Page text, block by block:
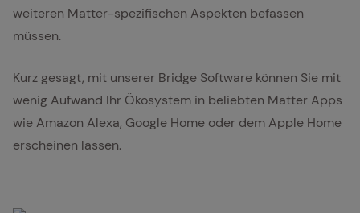
weiteren Matter-spezifischen Aspekten befassen
müssen.
Kurz gesagt, mit unserer Bridge Software können Sie mit
wenig Aufwand Ihr Ökosystem in beliebten Matter Apps
wie Amazon Alexa, Google Home oder dem Apple Home
erscheinen lassen.